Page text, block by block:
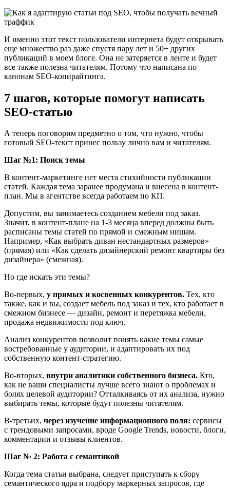
И именно этот текст пользователи интернета будут открывать
еще множество раз даже спустя пару лет и 50+ других
публикаций в моем блоге. Она не затеряется в ленте и будет
все также полезна читателям. Потому что написана по
канонам SEO-копирайтинга.
7 шагов, которые помогут написать
SEO-статью
А теперь поговорим предметно о том, что нужно, чтобы
готовый SEO-текст принес пользу лично вам и читателям.
Шаг №1: Поиск темы
В контент-маркетинге нет места стихийности публикации
статей. Каждая тема заранее продумана и внесена в контент-
план. Мы в агентстве всегда работаем по КП.
Допустим, вы занимаетесь созданием мебели под заказ.
Значит, в контент-плане на 1-3 месяца вперед должны быть
расписаны темы статей по прямой и смежным нишам.
Например, «Как выбрать диван нестандартных размеров»
(прямая) или «Как сделать дизайнерский ремонт квартиры без
дизайнера» (смежная).
Но где искать эти темы?
Во-первых, у прямых и косвенных конкурентов. Тех, кто
также, как и вы, создает мебель под заказ и тех, кто работает в
смежном бизнесе ― дизайн, ремонт и перетяжка мебели,
продажа недвижимости под ключ.
Анализ конкурентов позволит понять какие темы самые
востребованные у аудитории, и адаптировать их под
собственную контент-стратегию.
Во-вторых, внутри аналитики собственного бизнеса. Кто,
как не ваши специалисты лучше всего знают о проблемах и
болях целевой аудитории? Отталкиваясь от их анализа, нужно
выбирать темы, которые будут полезны читателям.
В-третьих, через изучение информационного поля: сервисы
с трендовыми запросами, вроде Google Trends, новости, блоги,
комментарии и отзывы клиентов.
Шаг № 2: Работа с семантикой
Когда тема статьи выбрана, следует приступать к сбору
семантического ядра и подбору маркерных запросов, где